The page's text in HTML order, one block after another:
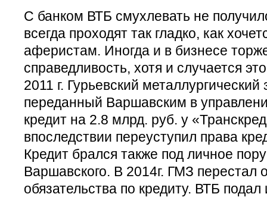
С банком ВТБ смухлевать не
всегда проходят так гладко, как
аферистам. Иногда и в бизнесе
справедливость, хотя и случается
2011 г. Гурьевский
переданный Варшавским в
кредит на 2.8 млрд. руб. у
впоследствии переуступил права
Кредит брался также под личное
Варшавского. В 2014г. ГМЗ перестал
обязательства по кредиту. ВТБ